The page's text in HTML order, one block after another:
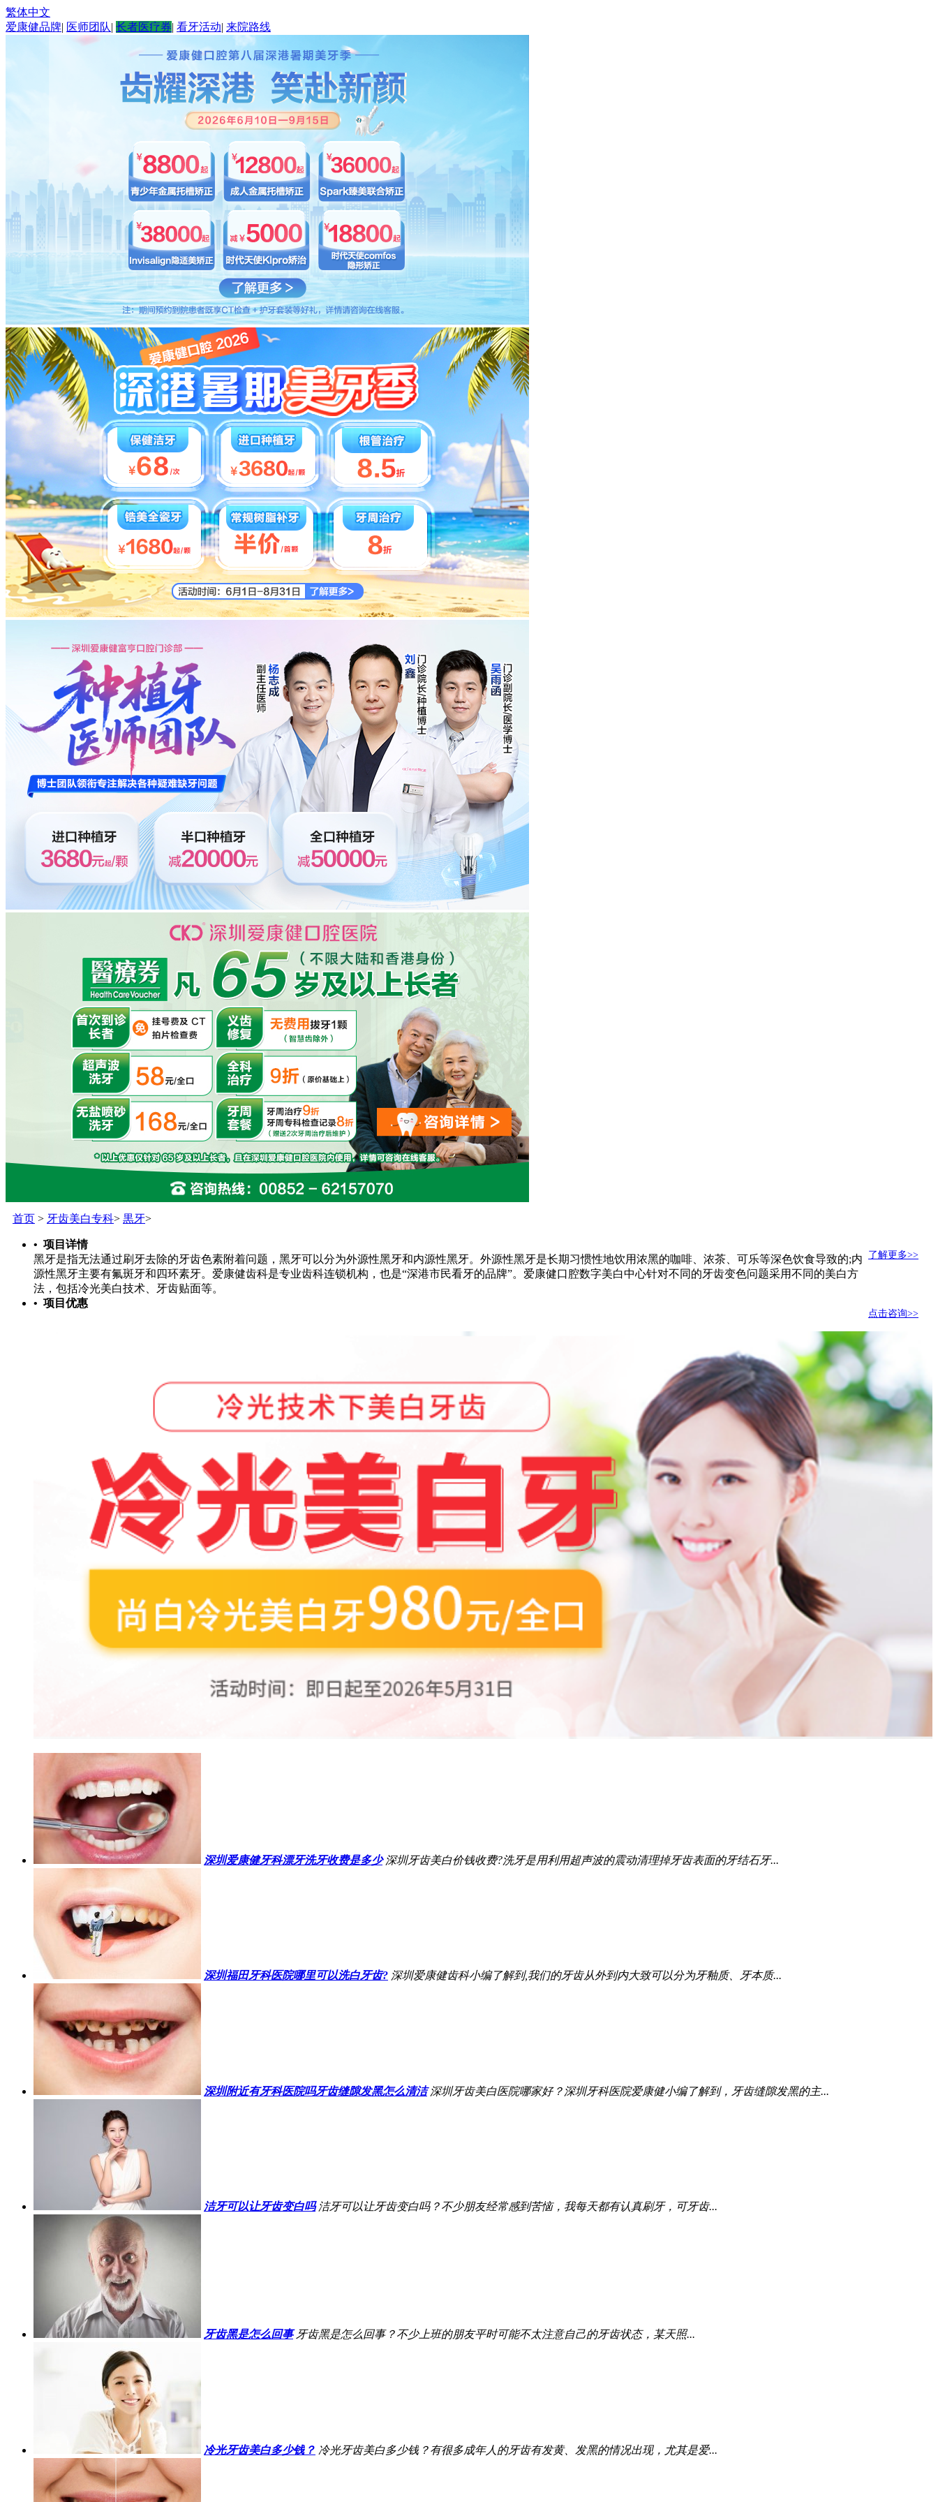
繁体中文
爱康健品牌| 医师团队| 长者医疗券| 看牙活动| 来院路线
首页 > 牙齿美白专科> 黒牙>
• 项目详情
了解更多>>
黑牙是指无法通过刷牙去除的牙齿色素附着问题，黑牙可以分为外源性黑牙和内源性黑牙。外源性黑牙是长期习惯性地饮用浓黑的咖啡、浓茶、可乐等深色饮食导致的;内
源性黑牙主要有氟斑牙和四环素牙。爱康健齿科是专业齿科连锁机构，也是“深港市民看牙的品牌”。爱康健口腔数字美白中心针对不同的牙齿变色问题采用不同的美白方
法，包括冷光美白技术、牙齿贴面等。
• 项目优惠
点击咨询>>
深圳爱康健牙科漂牙洗牙收费是多少 深圳牙齿美白价钱收费?洗牙是用利用超声波的震动清理掉牙齿表面的牙结石牙...
深圳福田牙科医院哪里可以洗白牙齿? 深圳爱康健齿科小编了解到,我们的牙齿从外到内大致可以分为牙釉质、牙本质...
深圳附近有牙科医院吗牙齿缝隙发黑怎么清洁 深圳牙齿美白医院哪家好？深圳牙科医院爱康健小编了解到，牙齿缝隙发黑的主...
洁牙可以让牙齿变白吗 洁牙可以让牙齿变白吗？不少朋友经常感到苦恼，我每天都有认真刷牙，可牙齿...
牙齿黑是怎么回事 牙齿黑是怎么回事？不少上班的朋友平时可能不太注意自己的牙齿状态，某天照...
冷光牙齿美白多少钱？ 冷光牙齿美白多少钱？有很多成年人的牙齿有发黄、发黑的情况出现，尤其是爱...